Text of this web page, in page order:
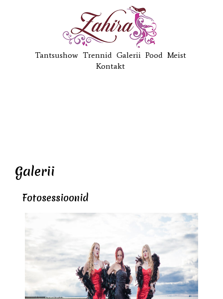
Tantsushow Trennid Galerii Pood Meist
Kontakt
Galerii
Fotosessioonid